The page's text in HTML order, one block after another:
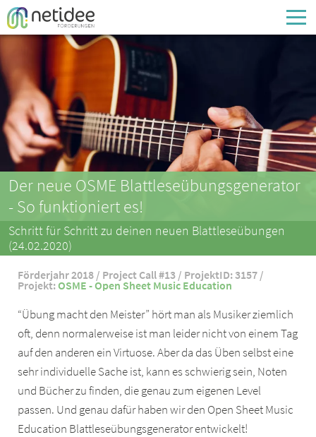
Enter your username or email address
Passwort
Passwort vergessen
Der neue OSME Blattleseübungsgenerator
- So funktioniert es!
Schritt für Schritt zu deinen neuen Blattleseübungen
(24.02.2020)
Förderjahr 2018 / Project Call #13 / ProjektID: 3157 /
Projekt:OSME - Open Sheet Music Education
“Übung macht den Meister” hört man als Musiker ziemlich
oft, denn normalerweise ist man leider nicht von einem Tag
auf den anderen ein Virtuose. Aber da das Üben selbst eine
sehr individuelle Sache ist, kann es schwierig sein, Noten
und Bücher zu finden, die genau zum eigenen Level
passen. Und genau dafür haben wir den Open Sheet Music
Education Blattleseübungsgenerator entwickelt!